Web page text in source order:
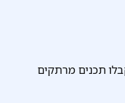
תכנים מרתקים